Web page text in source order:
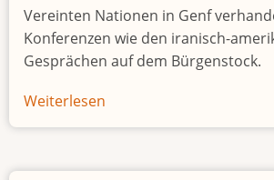
Vereinten Nationen in Genf
Konferenzen wie den iranisch-
Gesprächen auf dem Bürgenstock.
Weiterlesen
Schweizer
geben